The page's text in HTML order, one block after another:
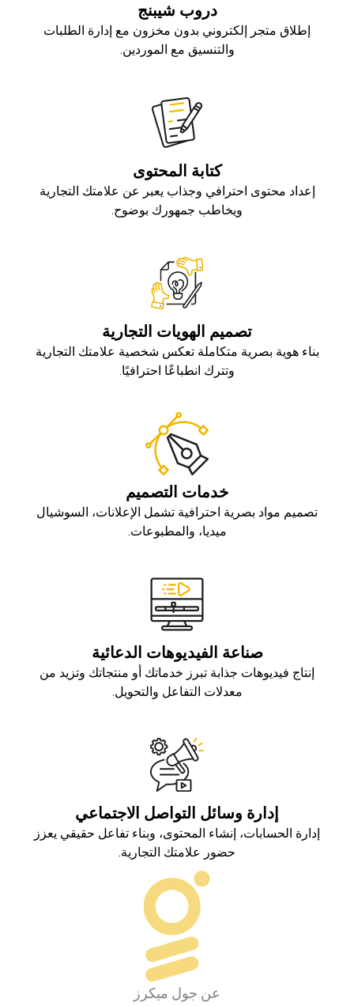
دروب شيبنج
إطلاق متجر إلكتروني بدون مخزون مع إدارة الطلبات
والتنسيق مع الموردين.
كتابة المحتوى
إعداد محتوى احترافي وجذاب يعبر عن علامتك التجارية
ويخاطب جمهورك بوضوح.
تصميم الهويات التجارية
بناء هوية بصرية متكاملة تعكس شخصية علامتك التجارية
وتترك انطباعًا احترافيًا.
خدمات التصميم
تصميم مواد بصرية احترافية تشمل الإعلانات، السوشيال
ميديا، والمطبوعات.
صناعة الفيديوهات الدعائية
إنتاج فيديوهات جذابة تبرز خدماتك أو منتجاتك وتزيد من
معدلات التفاعل والتحويل.
إدارة وسائل التواصل الاجتماعي
إدارة الحسابات، إنشاء المحتوى، وبناء تفاعل حقيقي يعزز
حضور علامتك التجارية.
عن جول ميكرز